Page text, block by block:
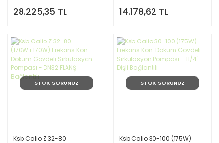
Flanş Bağlantılı
28.225,35 TL
FLANŞ Bağlantılı
14.178,62 TL
STOK SORUNUZ
Ksb Calio Z 32-80
STOK SORUNUZ
Ksb Calio 30-100 (175W)